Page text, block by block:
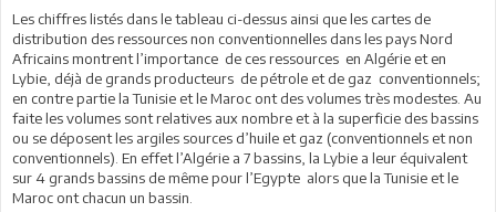
Les chiffres listés dans le tableau ci-dessus ainsi que les cartes de
distribution des ressources non conventionnelles dans les pays Nord
Africains montrent l’importance de ces ressources en Algérie et en
Lybie, déjà de grands producteurs de pétrole et de gaz conventionnels;
en contre partie la Tunisie et le Maroc ont des volumes très modestes. Au
faite les volumes sont relatives aux nombre et à la superficie des bassins
ou se déposent les argiles sources d’huile et gaz (conventionnels et non
conventionnels). En effet l’Algérie a 7 bassins, la Lybie a leur équivalent
sur 4 grands bassins de même pour l’Egypte alors que la Tunisie et le
Maroc ont chacun un bassin.